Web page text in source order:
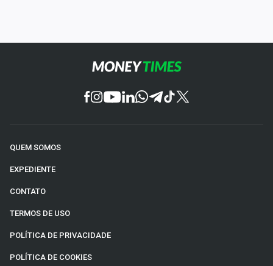
QUEM SOMOS
EXPEDIENTE
CONTATO
TERMOS DE USO
POLÍTICA DE PRIVACIDADE
POLÍTICA DE COOKIES